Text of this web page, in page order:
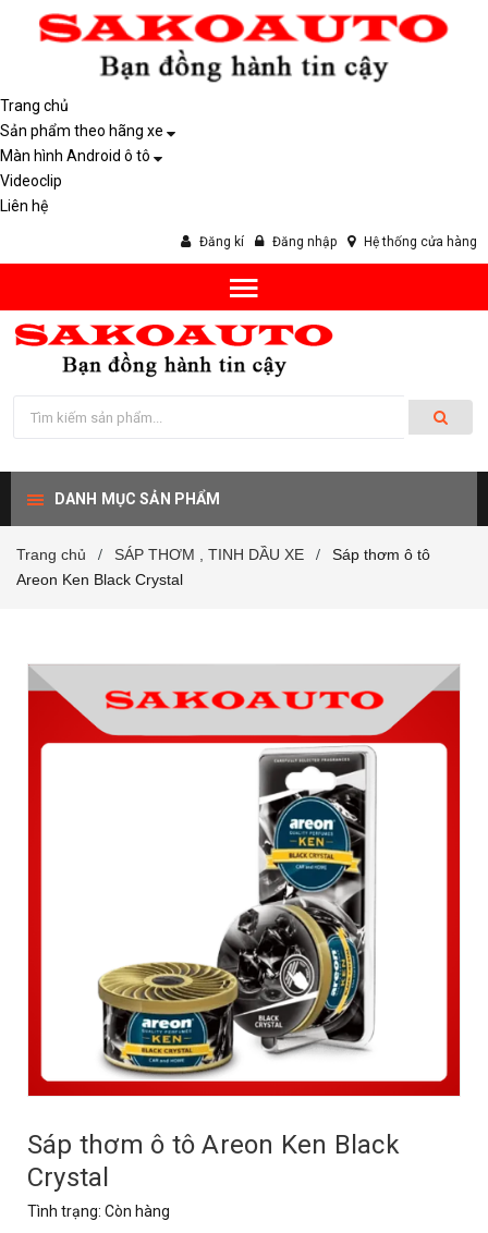
Trang chủ
Sản phẩm theo hãng xe
Màn hình Android ô tô
Videoclip
Liên hệ
Đăng kí Đăng nhập Hệ thống cửa hàng
DANH MỤC SẢN PHẨM
Trang chủ / SÁP THƠM , TINH DẦU XE /
Sáp thơm ô tô
Areon Ken Black Crystal
Sáp thơm ô tô Areon Ken Black
Crystal
Tình trạng: Còn hàng